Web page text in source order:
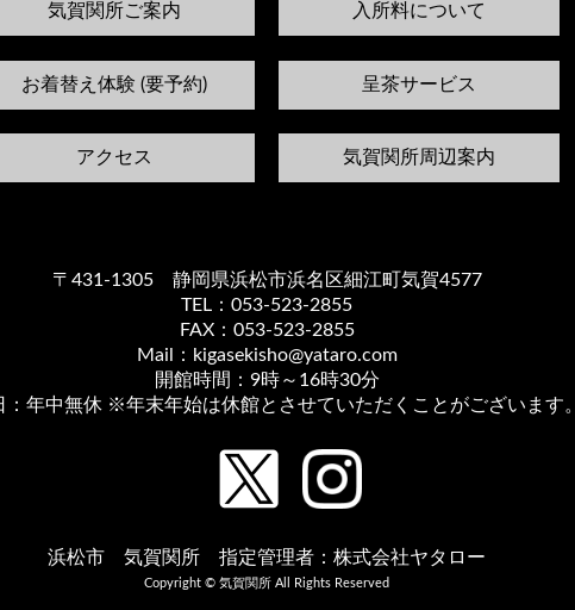
気賀関所ご案内 入所料について
お着替え体験 (要予約) 呈茶サービス
アクセス 気賀関所周辺案内
〒431-1305 静岡県浜松市浜名区細江町気賀4577
TEL：053-523-2855
FAX：053-523-2855
Mail：kigasekisho@yataro.com
開館時間：9時～16時30分
：年中無休 ※年末年始は休館とさせていただくことがございます。
浜松市 気賀関所 指定管理者：株式会社ヤタロー
Copyright © 気賀関所 All Rights Reserved